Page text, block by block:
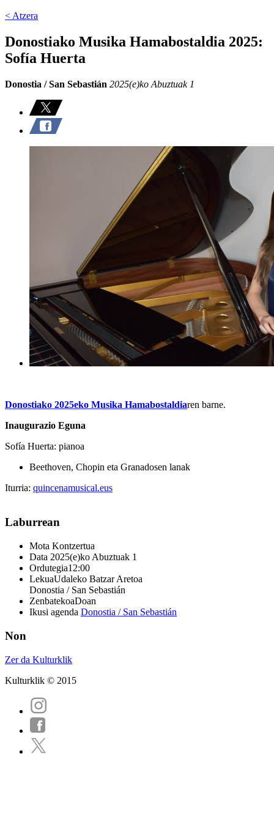
< Atzera
Donostiako Musika Hamabostaldia 2025:
Sofía Huerta
Donostia / San Sebastián 2025(e)ko Abuztuak 1
Donostiako 2025eko Musika Hamabostaldiaren barne.
Inaugurazio Eguna
Sofía Huerta: pianoa
Beethoven, Chopin eta Granadosen lanak
Iturria: quincenamusical.eus
Laburrean
Mota Kontzertua
Data 2025(e)ko Abuztuak 1
Ordutegia12:00
LekuaUdaleko Batzar Aretoa
Donostia / San Sebastián
ZenbatekoaDoan
Ikusi agenda Donostia / San Sebastián
Non
Zer da Kulturklik
Kulturklik © 2015